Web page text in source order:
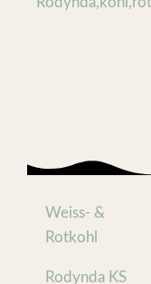
Weiss- &
Rotkohl
Rodynda KS